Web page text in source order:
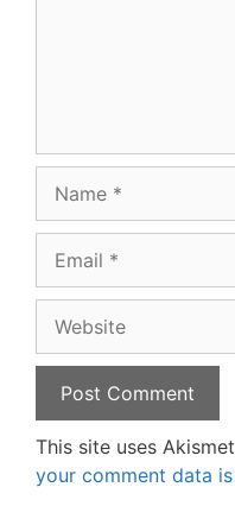
This site uses
your comment data